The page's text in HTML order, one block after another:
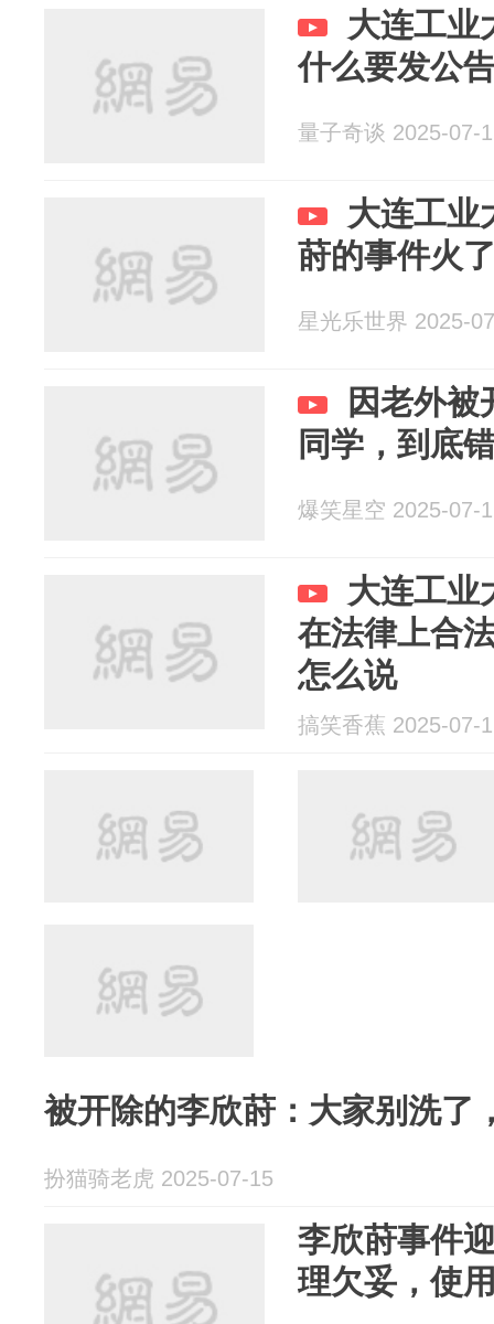
大连工业
什么要发公
量子奇谈 2025-07-
大连工业
莳的事件火
星光乐世界 2025-
因老外被
同学，到底
爆笑星空 2025-07-
大连工业
在法律上合
怎么说
搞笑香蕉 2025-07-
被开除的李欣莳：大家别洗了
扮猫骑老虎 2025-07-15
李欣莳事件
理欠妥，使